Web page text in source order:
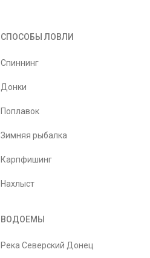
СПОСОБЫ ЛОВЛИ
Спиннинг
Донки
Поплавок
Зимняя рыбалка
Карпфишинг
Нахлыст
ВОДОЕМЫ
Река Северский Донец